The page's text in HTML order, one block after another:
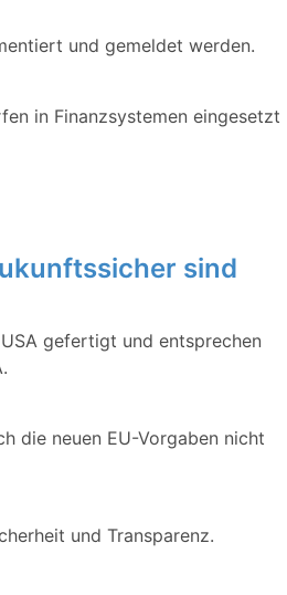
und gemeldet werden.
in Finanzsystemen eingesetzt
sind
gefertigt und entsprechen
die neuen EU-Vorgaben nicht
und Transparenz.